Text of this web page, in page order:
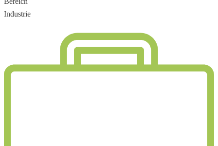
Industrie